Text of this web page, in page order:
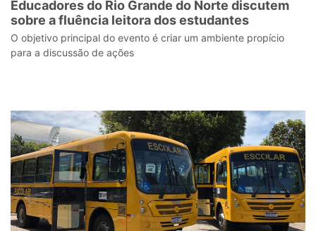
Educadores do Rio Grande do Norte discutem
sobre a fluência leitora dos estudantes
O objetivo principal do evento é criar um ambiente propício
para a discussão de ações